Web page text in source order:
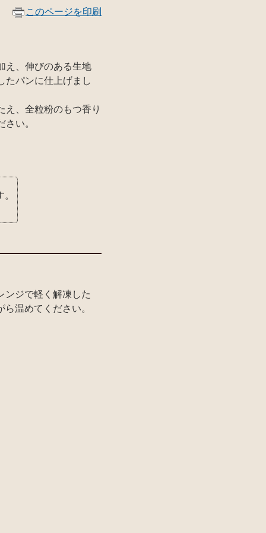
このページを印刷
え、伸びのある生地
たパンに仕上げまし
え、全粒粉のもつ香り
い。
ジで軽く解凍した
温めてください。